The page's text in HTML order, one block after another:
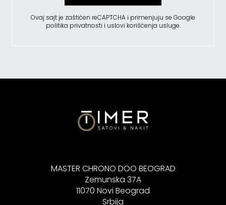
Ovaj sajt je zaštićen reCAPTCHA i primenjuju se Google
politika privatnosti i uslovi korišćenja usluge.
MASTER CHRONO DOO BEOGRAD
Zemunska 37A
11070 Novi Beograd
Srbija